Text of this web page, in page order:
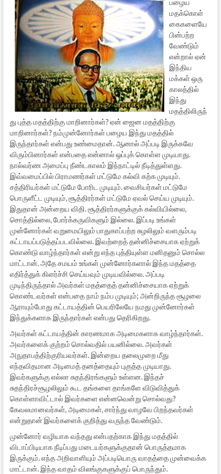
பழைய
மதக்கொள்
கைகளையே
பின்பற்ற
வேண்டும்
என்றால் ஏன்
இந்திய
மக்கள் ஒரு
காலத்தில்
இந்து
மதத்திலிருந்
து புத்த மதத்திற்கு மாறினார்கள்? ஏன் ஜைன மதத்திற்கு
மாறினார்கள்? நம்முன்னோர்கள் பழைய இந்து மதத்தில்
இருந்தார்கள் என்பது உண்மைதான். ஆனால் அப்படி இருக்கவே
விரும்பினார்கள் என்பதை என்னால் ஒப்புக் கொள்ள முடியாது.
நால்வர்ண அமைப்பு நீண்டகாலம் இந்நாட்டில் நீடித்துள்ளது.
இவ்வமைப்பில் பிராமணர்கள் மட்டுமே கல்வி கற்க முடியும்.
சத்திரியர்கள் மட்டுமே போரிட முடியும். வைசியர்கள் மட்டுமே
பொருளீட்ட முடியும், சூத்திரர்கள் மட்டுமே ஏவல் செய்ய முடியும்.
இதுதான் அன்றைய விதி. சூத்திரர்களுக்குக் கல்வியில்லை,
சொத்தில்லை, போர்க்கருவிகளும் இல்லை. இப்படி உங்கள்
முன்னோர்கள் வறுமையிலும் பாதுகாப்பற்ற சுழலிலும் வளரும்படி
கட்டாயப்படுத்தப்படவில்லை. இவற்றைத் தன்னிச்சையாக ஏற்றுக்
கொண்டு வாழ்ந்தார்கள் என்று எந்த புத்தியுள்ள மனிதனும் சொல்ல
மாட்டான். அதே சமயம் உங்கள் முன்னோர்களால் இந்த மதத்தை
எதிர்த்துக் கிளர்ச்சி செய்யவும் முடியவில்லை. அப்படி
முடிந்திருந்தால் அவர்கள் மதத்தைத் தன்னிச்சையாக ஏற்றுக்
கொண்டவர்கள் என்பதை நாம் நம்ப முடியும்; அன்றிருந்த சூழலை
ஆராயும்போது கட்டாயத்தின் பெயரிலேயே நமது முன்னோர்கள்
இந்துக்களாக இருந்தார்கள் என்பது தெரிகிறது.
அவர்கள் கட்டாயத்தின் காரணமாக அடிமைகளாக வாழ்ந்தார்கள்.
அவர்களைக் குற்றம் சொல்வதில் பயனில்லை. அவர்கள்
அநுதாபத்திற்குரியவர்கள். இன்றைய தலைமுறை மீது
எந்தவிதமான அடிமைத் தனத்தையும் புகுத்த முடியாது.
இவர்களுக்கு எல்லா சுதந்திரங்களும் உள்ளன. இந்தச்
சுதந்திரச்சூழலிலும் கூட தங்களை தாங்களே விடுவித்துக்
கொள்ளாவிட்டால் இவர்களை என்னவென்று சொல்வது?
கேவலமானவர்கள், அடிமைகள், சார்ந்து வாழவே பிறந்தவர்கள்
என்றுதான் இவர்களைக் குறித்து வருந்த வேண்டும்.
முன்னோர் வழியாக வந்தது என்பதற்காக இந்து மதத்தில்
விடாப்பிடியாக நீடிப்பது மடையர்களுக்குதான் பொருத்தமாக
இருக்கும். எந்த அறிவாளியும் அப்படியொரு வாதத்தை முன்வைக்க
மாட்டான். இந்த வாதம் விலங்குகளுக்குப் பொருந்தும்.